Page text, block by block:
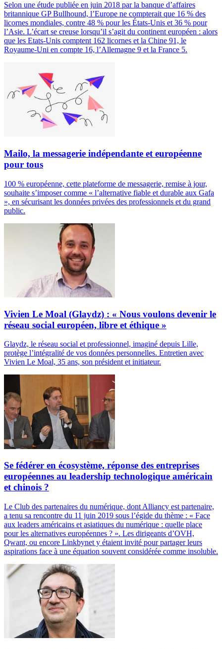
Selon une étude publiée en juin 2018 par la banque d’affaires
britannique GP Bullhound, l’Europe ne compterait que 16 % des
licornes mondiales, contre 48 % pour les États-Unis et 36 % pour
l’Asie. L’écart se creuse lorsqu’il s’agit du continent européen : alors
que les Etats-Unis comptent 162 licornes et la Chine 91, le
Royaume-Uni en compte 16, l’Allemagne 9 et la France 5.
Mailo, la messagerie indépendante et européenne
pour tous
100 % européenne, cette plateforme de messagerie, remise à jour,
souhaite s’imposer comme « l’alternative fiable et durable aux Gafa
», en sécurisant les données privées des professionnels et du grand
public.
Vivien Le Moal (Glaydz) : « Nous voulons devenir le
réseau social européen, libre et éthique »
Glaydz, le réseau social et professionnel, imaginé depuis Lille,
protège l’intégralité de vos données personnelles. Entretien avec
Vivien Le Moal, 35 ans, son président et initiateur.
Se fédérer en écosystème, réponse des entreprises
européennes au leadership technologique américain
et chinois ?
Le Club des partenaires du numérique, dont Alliancy est partenaire,
a tenu sa rencontre du 11 juin 2019 sous l’égide du thème : « Face
aux leaders américains et asiatiques du numérique : quelle place
pour les alternatives européennes ? ». Les dirigeants d’OVH,
Qwant, ou encore Linkbynet y étaient invité pour partager leurs
aspirations face à une équation souvent considérée comme insoluble.